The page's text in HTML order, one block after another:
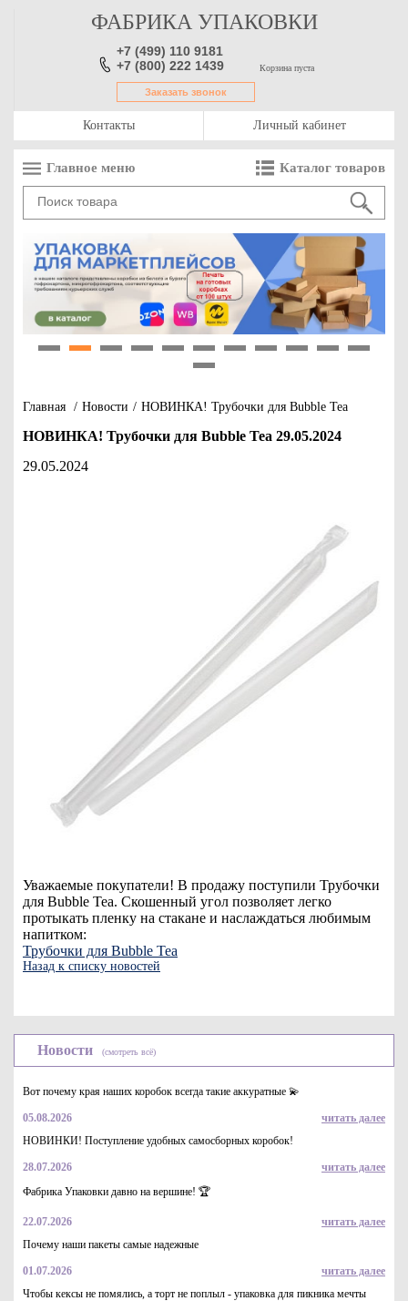
ФАБРИКА УПАКОВКИ
+7 (499) 110 9181
+7 (800) 222 1439
Заказать звонок
Корзина пуста
Контакты Личный кабинет
Главное меню Каталог товаров
Главная / Новости / НОВИНКА! Трубочки для Bubble Tea
НОВИНКА! Трубочки для Bubble Tea 29.05.2024
29.05.2024
Уважаемые покупатели! В продажу поступили Трубочки
для Bubble Tea. Скошенный угол позволяет легко
протыкать пленку на стакане и наслаждаться любимым
напитком:
Трубочки для Bubble Tea
Назад к списку новостей
Новости (смотреть всё)
Вот почему края наших коробок всегда такие аккуратные 💫
05.08.2026
читать далее
НОВИНКИ! Поступление удобных самосборных коробок!
28.07.2026
читать далее
Фабрика Упаковки давно на вершине! 🏆
22.07.2026
читать далее
Почему наши пакеты самые надежные
01.07.2026
читать далее
Чтобы кексы не помялись, а торт не поплыл - упаковка для пикника мечты